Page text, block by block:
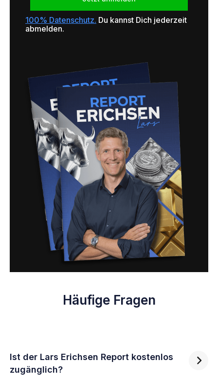
100% Datenschutz. Du kannst Dich jederzeit
abmelden.
Häufige Fragen
Ist der Lars Erichsen Report kostenlos
zugänglich?
